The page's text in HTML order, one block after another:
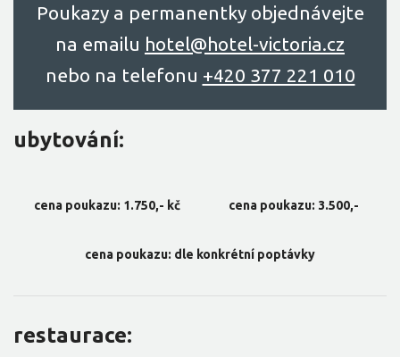
Poukazy a permanentky objednávejte
na emailu hоtel@hоtel-victоriа.cz
nebo na telefonu +420 377 221 010
ubytování:
cena poukazu: 1.750,- kč cena poukazu: 3.500,-
cena poukazu: dle konkrétní poptávky
restaurace: